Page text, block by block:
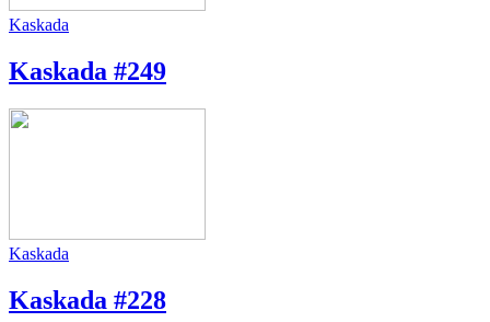
Kaskada
Kaskada #249
Kaskada
Kaskada #228